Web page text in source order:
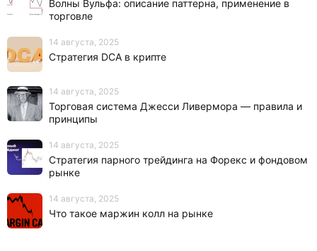
Волны Вульфа: описание паттерна, применение в
торговле
14 августа, 2025
Стратегия DCA в крипте
14 августа, 2025
Торговая система Джесси Ливермора — правила и
принципы
14 августа, 2025
Стратегия парного трейдинга на Форекс и фондовом
рынке
14 августа, 2025
Что такое маржин колл на рынке